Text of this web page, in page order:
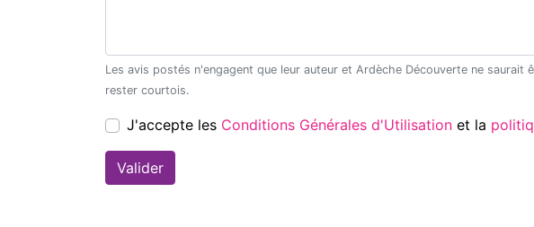
Les avis postés n'engagent que leur auteur et Ardèche Découverte ne saurait être tenu pour responsable en cas de litige. Merci de
rester courtois.
J'accepte les Conditions Générales d'Utilisation et la